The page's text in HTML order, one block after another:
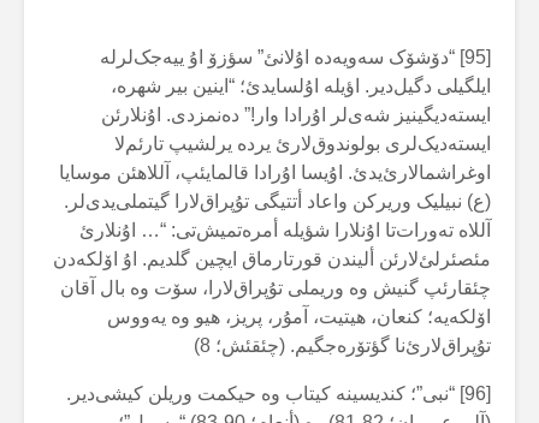
[95] “دۆشۆک سەویەدە اۇلانئ” سؤزۆ اۇ ییەجک‌لرلە
ایلگیلی دگیل‌دیر. اؤیلە اۇلسایدئ؛ “اینین بیر شهرە،
ایستەدیگینیز شەی‌لر اۇرادا وار!” دەنمزدی. اۇنلارئن
ایستەدیک‌لری بولوندوق‌لارئ یردە یرلشیپ تارئم‌لا
اوغراشمالارئ‌یدئ. اۇیسا اۇرادا قالمایئپ، آللاهئن موسایا
(ع) نبیلیک وریرکن واعاد أتتیگی تۇپراق‌لارا گیتملی‌یدی‌لر.
آللاە تەورات‌تا اۇنلارا شؤیلە أمرەتمیش‌تی: “… اۇنلارئ
مئصئرلئ‌لارئن ألیندن قورتارماق ایچین گلدیم. اۇ اۆلکەدن
چئقارئپ گنیش وە وریملی تۇپراق‌لارا، سۆت وە بال آقان
اۆلکەیە؛ کنعان، هیتیت، آمۇر، پریز، هیو وە یەووس
تۇپراق‌لارئ‌نا گؤتۆرەجگیم. (چئقئش؛ 8)
[96] “نبی”؛ کندیسینە کیتاب وە حیکمت وریلن کیشی‌دیر.